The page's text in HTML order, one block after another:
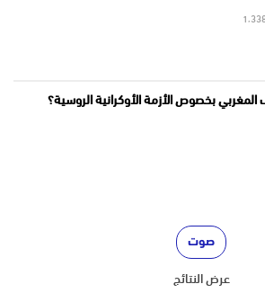
بخصوص الأزمة الأوكرانية الروسية؟
عرض النتائج